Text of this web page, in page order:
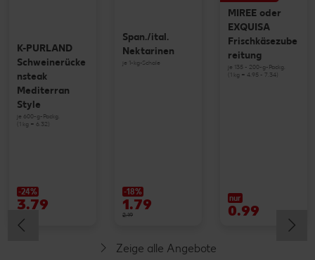
K-PURLAND
Schweinerücke
nsteak
Mediterran
Style
je 600-g-Packg.
(1 kg = 6.32)
-24%
3.79
Span./ital.
Nektarinen
je 1-kg-Schale
-18%
1.79
2.19
MIREE oder
EXQUISA
Frischkäsezube
reitung
je 135 - 200-g-Packg.
(1 kg = 4.95 - 7.34)
nur
0.99
Zeige alle Angebote